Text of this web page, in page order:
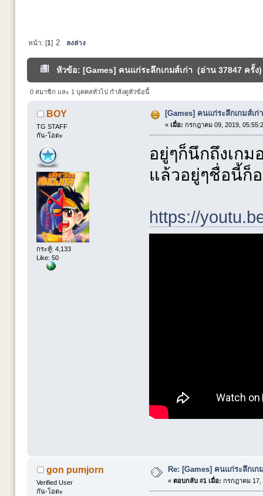
หน้า: [1] 2 ลงล่าง
หัวข้อ: [Games] คนแก่ระลึกเกมส์เก่า (อ่าน 37847 ครั้ง)
0 สมาชิก และ 1 บุคคลทั่วไป กำลังดูหัวข้อนี้
BOY
TG STAFF
กัน-โอตะ
กระทู้: 4,133
Like: 50
[Games] คนแก่ระลึกเกมส์เก่า
« เมื่อ: กรกฎาคม 09, 2019,
อยู่ๆก็นึกถึงเกม
แล้วอยู่ๆชื่อนี้ก็อ
https://
gon pumjorn
Verified User
กัน-โอตะ
Re: [Games] คนแก่ระลึกเก
« ตอบกลับ #1 เมื่อ: กรกฎาคม 17,